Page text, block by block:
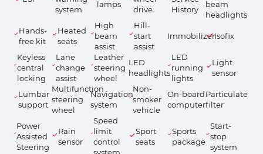
system
lamps
drive
History
beam
headlights
Hands-
free kit
Heated
seats
High
beam
assist
Hill-
start
assist
ImmobilizerIsofix
Keyless
central
locking
Lane
change
assist
Leather
steering
wheel
LED
headlights
LED
running
lights
Light
sensor
Lumbar
support
Multifunction
steering
wheel
Navigation
system
Non-
smoker
vehicle
On-board
computer
Particulate
filter
Power
Assisted
Steering
Rain
sensor
Speed
limit
control
system
Sport
seats
Sports
package
Start-
stop
system